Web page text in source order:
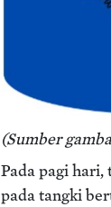
(Sumber
Pada pagi hari,
pada tangki